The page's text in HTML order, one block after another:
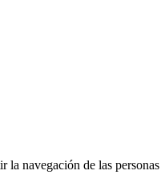
navegación de las